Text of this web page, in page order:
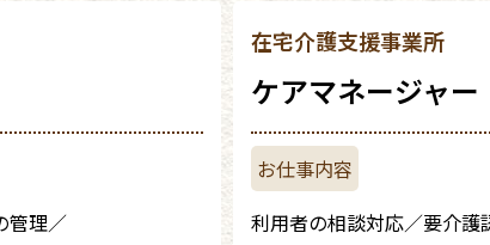
管理
在宅介護支援事業所
ケアマネージャー
利用者の相談対応
要介護